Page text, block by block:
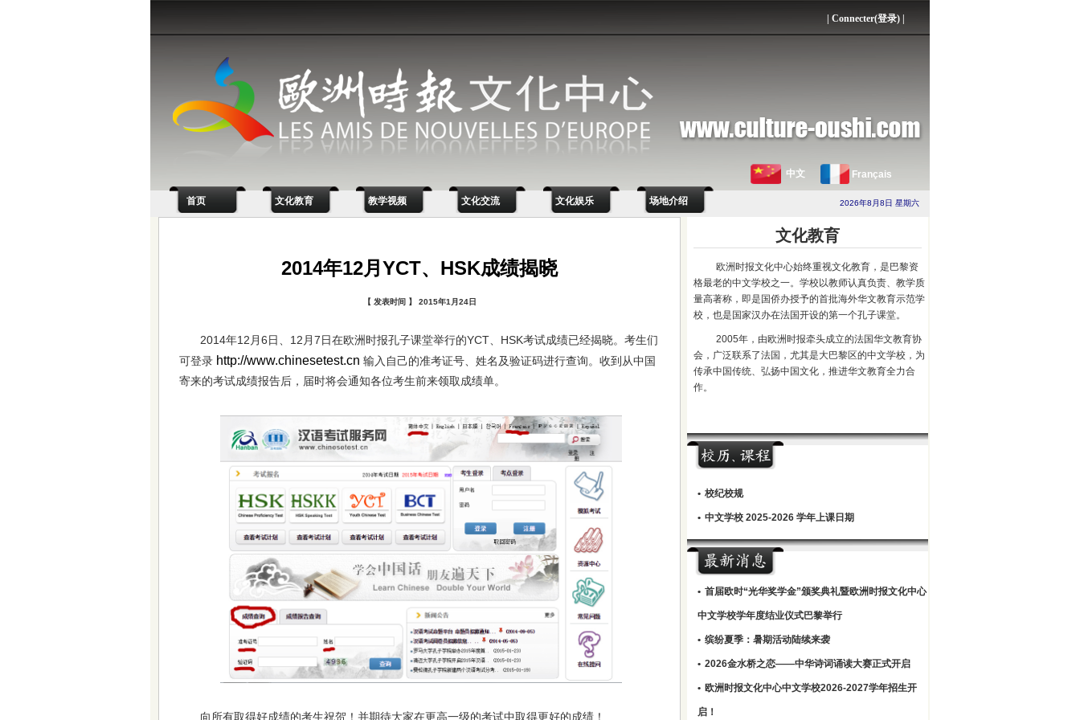
Connecter(登录)
中文 Français
首页 文化教育 教学视频 文化交流 文化娱乐 场地介绍 2026年8月8日 星期六
2014年12月YCT、HSK成绩揭晓
【 发表时间 】 2015年1月24日
2014年12月6日、12月7日在欧洲时报孔子课堂举行的YCT、HSK考试成绩已经揭晓。考生们
可登录 http://www.chinesetest.cn 输入自己的准考证号、姓名及验证码进行查询。收到从中国
寄来的考试成绩报告后，届时将会通知各位考生前来领取成绩单。
向所有取得好成绩的考生祝贺！并期待大家在更高一级的考试中取得更好的成绩！
文化教育
欧洲时报文化中心始终重视文化教育，是巴黎资
格最老的中文学校之一。学校以教师认真负责、教学质
量高著称，即是国侨办授予的首批海外华文教育示范学
校，也是国家汉办在法国开设的第一个孔子课堂。
2005年，由欧洲时报牵头成立的法国华文教育协
会，广泛联系了法国，尤其是大巴黎区的中文学校，为
传承中国传统、弘扬中国文化，推进华文教育全力合
作。
• 校纪校规
• 中文学校 2025-2026 学年上课日期
• 首届欧时“光华奖学金”颁奖典礼暨欧洲时报文化中心
中文学校学年度结业仪式巴黎举行
• 缤纷夏季：暑期活动陆续来袭
• 2026金水桥之恋——中华诗词诵读大赛正式开启
• 欧洲时报文化中心中文学校2026-2027学年招生开
启！